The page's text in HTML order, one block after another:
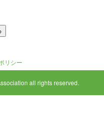
リシー
all rights reserved.